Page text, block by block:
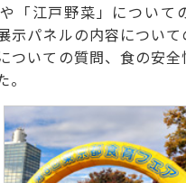
「江戸野菜」について
示パネルの内容につい
ついての質問、食の安